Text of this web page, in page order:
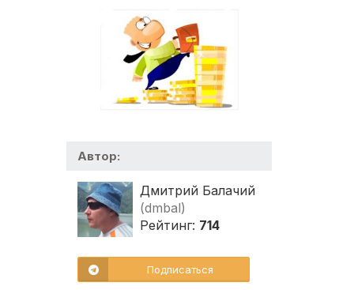
Автор:
Дмитрий Балачий
(dmbal)
Рейтинг: 714
Подписаться